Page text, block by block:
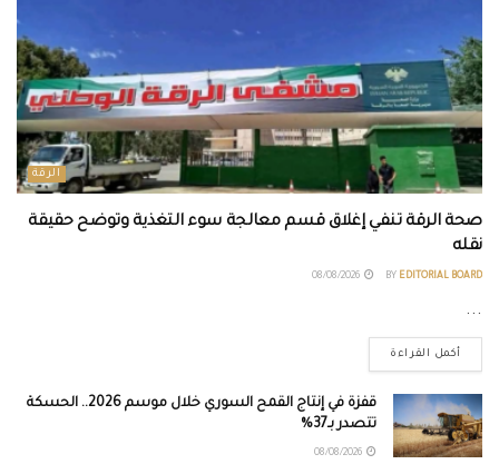
الرقة
صحة الرقة تنفي إغلاق قسم معالجة سوء التغذية وتوضح حقيقة
نقله
BY EDITORIAL BOARD
...
أكمل القراءة
قفزة في إنتاج القمح السوري خلال موسم 2026.. الحسكة
تتصدر بـ37%